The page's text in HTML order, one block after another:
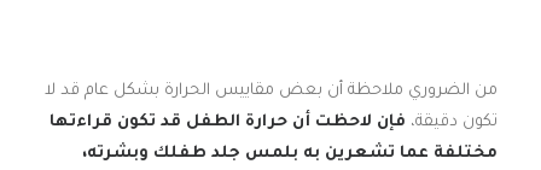
من الضروري ملاحظة أن بعض مقاييس الحرارة بشكل عام قد لا
تكون دقيقة، فإن لاحظت أن حرارة الطفل قد تكون قراءتها
مختلفة عما تشعرين به بلمس جلد طفلك وبشرته،